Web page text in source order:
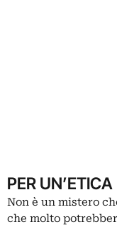
PER
Non è un mistero
che molto